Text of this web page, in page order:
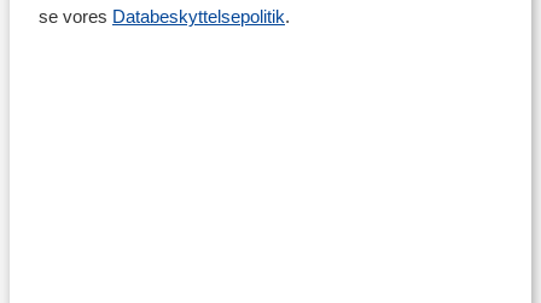
se vores Databeskyttelsepolitik.